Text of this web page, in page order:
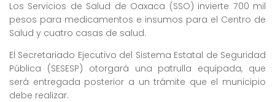
Los Servicios de Salud de Oaxaca (SSO) invierte 700 mil
pesos para medicamentos e insumos para el Centro de
Salud y cuatro casas de salud.
El Secretariado Ejecutivo del Sistema Estatal de Seguridad
Pública (SESESP) otorgará una patrulla equipada, que
será entregada posterior a un trámite que el municipio
debe realizar.